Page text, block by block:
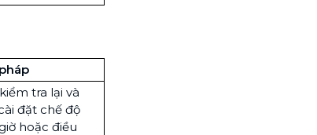
tra lại và
đặt chế độ
hoặc điều